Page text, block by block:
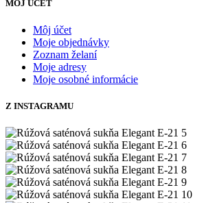
MÔJ ÚČET
Môj účet
Moje objednávky
Zoznam želaní
Moje adresy
Moje osobné informácie
Z INSTAGRAMU